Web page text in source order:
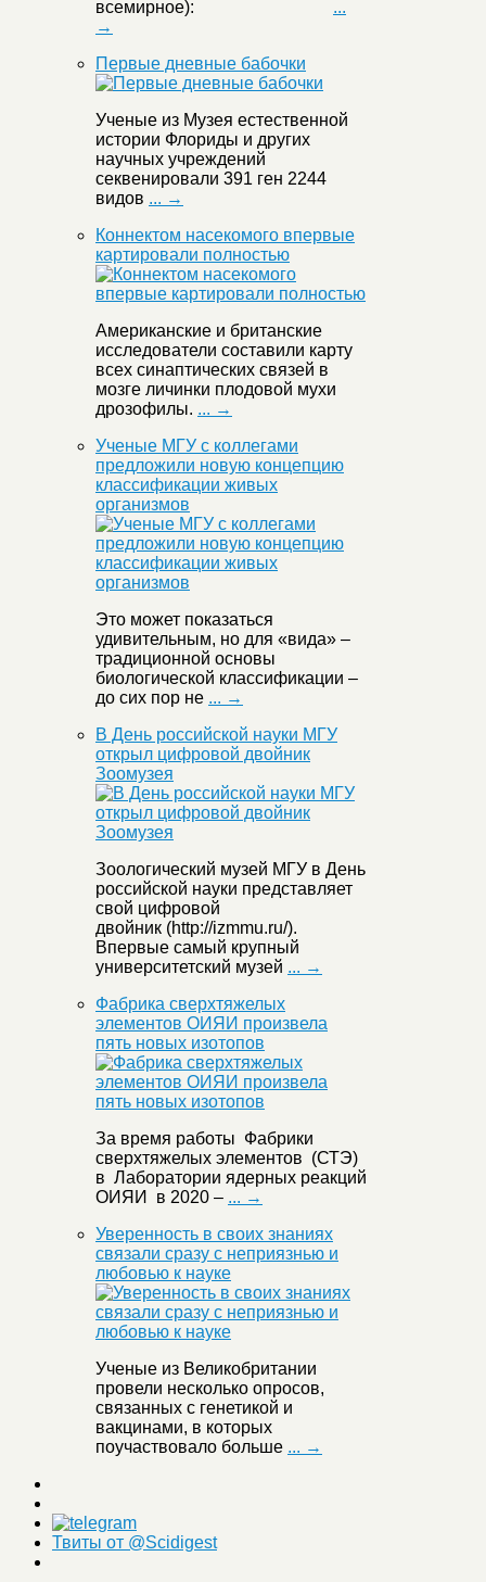
всемирное): ...
→
Первые дневные бабочки
Ученые из Музея естественной
истории Флориды и других
научных учреждений
секвенировали 391 ген 2244
видов ... →
Коннектом насекомого впервые
картировали полностью
Американские и британские
исследователи составили карту
всех синаптических связей в
мозге личинки плодовой мухи
дрозофилы. ... →
Ученые МГУ с коллегами
предложили новую концепцию
классификации живых
организмов
Это может показаться
удивительным, но для «вида» –
традиционной основы
биологической классификации –
до сих пор не ... →
В День российской науки МГУ
открыл цифровой двойник
Зоомузея
Зоологический музей МГУ в День
российской науки представляет
свой цифровой
двойник (http://izmmu.ru/).
Впервые самый крупный
университетский музей ... →
Фабрика сверхтяжелых
элементов ОИЯИ произвела
пять новых изотопов
За время работы Фабрики
сверхтяжелых элементов (СТЭ)
в Лаборатории ядерных реакций
ОИЯИ в 2020 – ... →
Уверенность в своих знаниях
связали сразу с неприязнью и
любовью к науке
Ученые из Великобритании
провели несколько опросов,
связанных с генетикой и
вакцинами, в которых
поучаствовало больше ... →
Твиты от @Scidigest